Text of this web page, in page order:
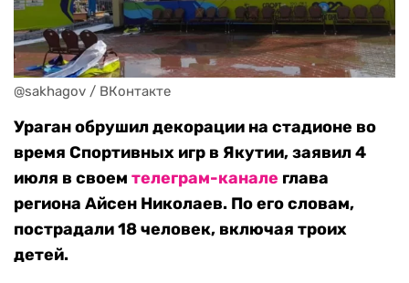
@sakhagov / ВКонтакте
Ураган обрушил декорации на стадионе во
время Спортивных игр в Якутии, заявил 4
июля в своем телеграм-канале глава
региона Айсен Николаев. По его словам,
пострадали 18 человек, включая троих
детей.